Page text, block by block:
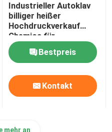
Industrieller Autoklav
billiger heißer
Hochdruckverkauf
Chemica für
Bestpreis
Kontakt
mehr an